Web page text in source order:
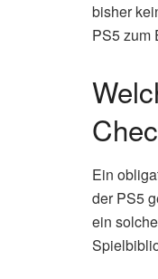
bisher
PS5 zum
Ein
der PS5
ein